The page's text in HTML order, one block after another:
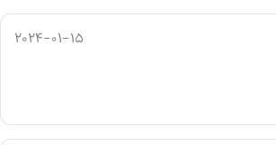
2024-01-15